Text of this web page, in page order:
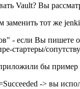
Vault? Вы
тот же
- если Вы
стартеры/
бы
-> вы